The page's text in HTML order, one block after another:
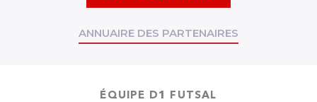
ANNUAIRE DES PARTENAIRES
ÉQUIPE D1 FUTSAL